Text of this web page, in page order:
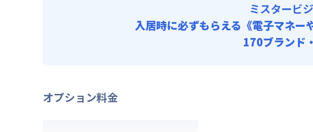
ミスタービ
入居時に必ずもらえる 《電子マネ
170ブランド
オプション料金